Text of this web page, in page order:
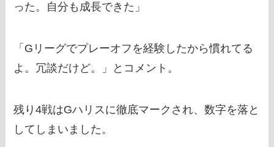
った。自分も成長できた」
「Gリーグでプレーオフを経験したから慣れてる
よ。冗談だけど。」とコメント。
残り4戦はGハリスに徹底マークされ、数字を落と
してしまいました。